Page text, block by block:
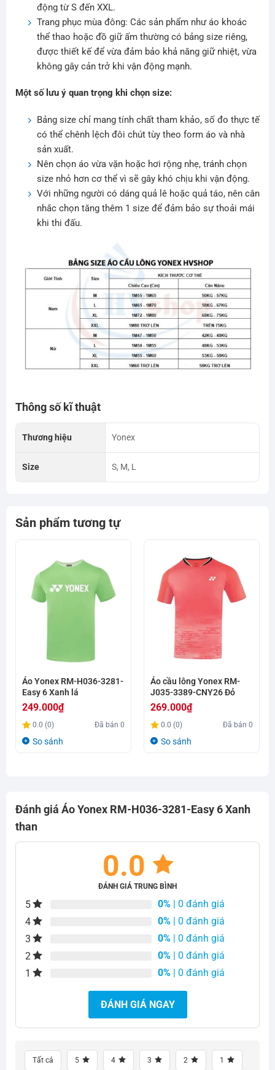
động từ S đến XXL.
Trang phục mùa đông: Các sản phẩm như áo khoác
thể thao hoặc đồ giữ ấm thường có bảng size riêng,
được thiết kế để vừa đảm bảo khả năng giữ nhiệt, vừa
không gây cản trở khi vận động mạnh.
Một số lưu ý quan trọng khi chọn size:
Bảng size chỉ mang tính chất tham khảo, số đo thực tế
có thể chênh lệch đôi chút tùy theo form áo và nhà
sản xuất.
Nên chọn áo vừa vặn hoặc hơi rộng nhẹ, tránh chọn
size nhỏ hơn cơ thể vì sẽ gây khó chịu khi vận động.
Với những người có dáng quả lê hoặc quả táo, nên cân
nhắc chọn tăng thêm 1 size để đảm bảo sự thoải mái
khi thi đấu.
Thông số kĩ thuật
Thương hiệu Yonex
Size S, M, L
Sản phẩm tương tự
Áo Yonex RM-H036-3281-
Easy 6 Xanh lá
249.000₫
0.0 (0) Đã bán0
So sánh
Áo cầu lông Yonex RM-
J035-3389-CNY26 Đỏ
269.000₫
0.0 (0) Đã bán0
So sánh
Đánh giá Áo Yonex RM-H036-3281-Easy 6 Xanh
than
0.0
ĐÁNH GIÁ TRUNG BÌNH
5 0% | 0 đánh giá
4
0% | 0 đánh giá
3
0% | 0 đánh giá
2
0% | 0 đánh giá
1
0% | 0 đánh giá
ĐÁNH GIÁ NGAY
Tất cả 5 4 3 2 1